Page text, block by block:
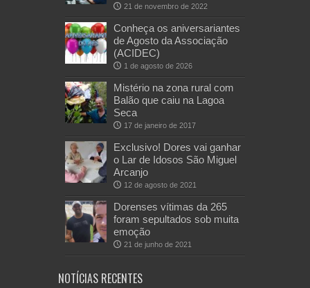
21 de novembro de 2022
Conheça os aniversariantes
de Agosto da Associação
(ACIDEC)
1 de agosto de 2026
Mistério na zona rural com
Balão que caiu na Lagoa
Seca
17 de janeiro de 2017
Exclusivo! Dores vai ganhar
o Lar de Idosos São Miguel
Arcanjo
12 de agosto de 2021
Dorenses vítimas da 265
foram sepultados sob muita
emoção
21 de junho de 2021
NOTÍCIAS RECENTES